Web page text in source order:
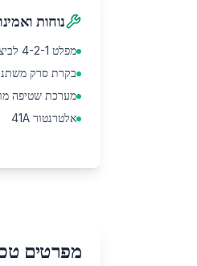
נוחות
מפלט 4-2-1 לביצועים ושקט
בקרת סרק משתנה (650-850
מערכת שטיפה
אלטרנטור 41A
מפרטים